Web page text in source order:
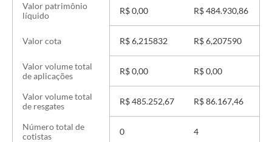
Valor patrimônio
líquido
Valor cota
Valor volume total
de aplicações
Valor volume total
de resgates
Número total de
cotistas
R$ 0,00
R$ 6,215832
R$ 0,00
R$ 485.252,67
0
R$ 484.930,86
R$ 6,207590
R$ 0,00
R$ 86.167,46
4